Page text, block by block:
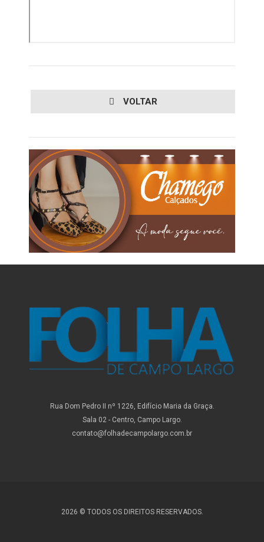
VOLTAR
Rua Dom Pedro II nº 1226, Edifício Maria da Graça.
Sala 02 - Centro, Campo Largo.
contato@folhadecampolargo.com.br
2026 © TODOS OS DIREITOS RESERVADOS.